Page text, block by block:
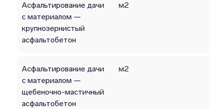
Асфальтирование дачи
с материалом —
крупнозерниcтый
асфальтобетон
м2
Асфальтирование дачи
с материалом —
щебеночно-мастичный
асфальтобетон
м2